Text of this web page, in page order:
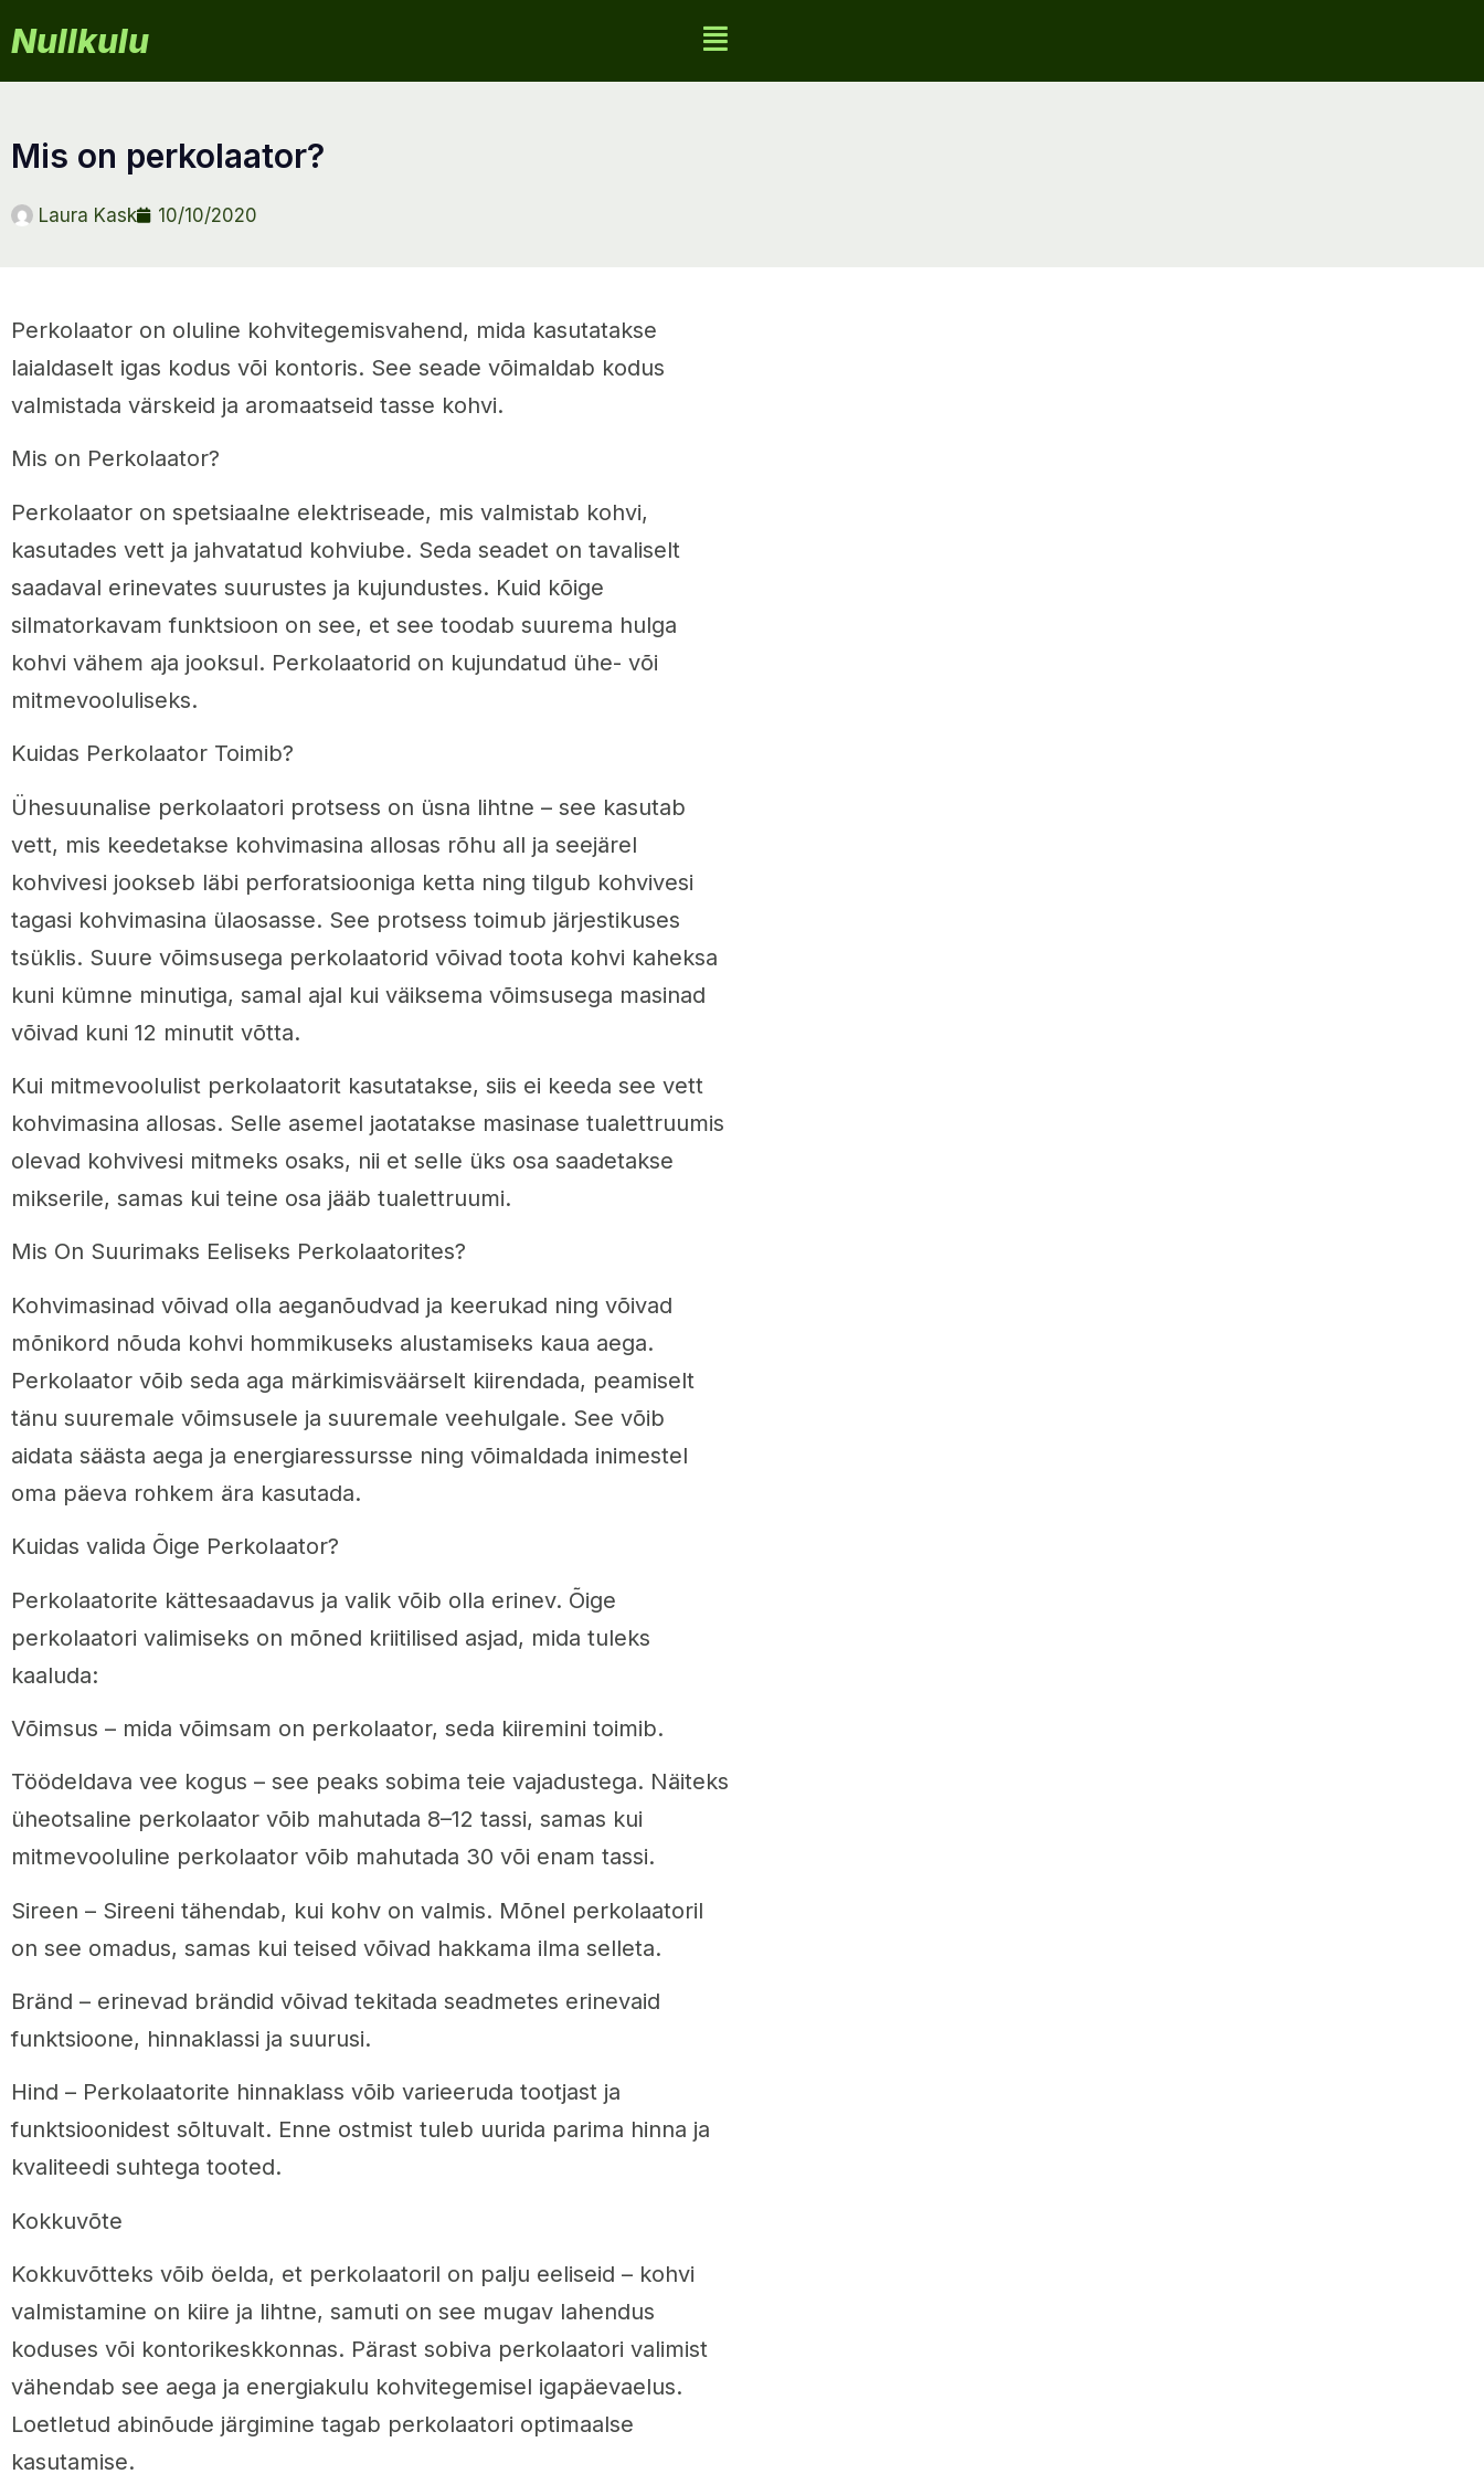
Nullkulu
mis on perkolaator?
Laura Kask 10/10/2020
Perkolaator on oluline kohvitegemisvahend, mida kasutatakse
laialdaselt igas kodus või kontoris. See seade võimaldab kodus
valmistada värskeid ja aromaatseid tasse kohvi.
Mis on Perkolaator?
Perkolaator on spetsiaalne elektriseade, mis valmistab kohvi,
kasutades vett ja jahvatatud kohviube. Seda seadet on tavaliselt
saadaval erinevates suurustes ja kujundustes. Kuid kõige
silmatorkavam funktsioon on see, et see toodab suurema hulga
kohvi vähem aja jooksul. Perkolaatorid on kujundatud ühe- või
mitmevooluliseks.
Kuidas Perkolaator Toimib?
Ühesuunalise perkolaatori protsess on üsna lihtne – see kasutab
vett, mis keedetakse kohvimasina allosas rõhu all ja seejärel
kohvivesi jookseb läbi perforatsiooniga ketta ning tilgub kohvivesi
tagasi kohvimasina ülaosasse. See protsess toimub järjestikuses
tsüklis. Suure võimsusega perkolaatorid võivad toota kohvi kaheksa
kuni kümne minutiga, samal ajal kui väiksema võimsusega masinad
võivad kuni 12 minutit võtta.
Kui mitmevoolulist perkolaatorit kasutatakse, siis ei keeda see vett
kohvimasina allosas. Selle asemel jaotatakse masinase tualettruumis
olevad kohvivesi mitmeks osaks, nii et selle üks osa saadetakse
mikserile, samas kui teine osa jääb tualettruumi.
Mis On Suurimaks Eeliseks Perkolaatorites?
Kohvimasinad võivad olla aeganõudvad ja keerukad ning võivad
mõnikord nõuda kohvi hommikuseks alustamiseks kaua aega.
Perkolaator võib seda aga märkimisväärselt kiirendada, peamiselt
tänu suuremale võimsusele ja suuremale veehulgale. See võib
aidata säästa aega ja energiaressursse ning võimaldada inimestel
oma päeva rohkem ära kasutada.
Kuidas valida Õige Perkolaator?
Perkolaatorite kättesaadavus ja valik võib olla erinev. Õige
perkolaatori valimiseks on mõned kriitilised asjad, mida tuleks
kaaluda:
Võimsus – mida võimsam on perkolaator, seda kiiremini toimib.
Töödeldava vee kogus – see peaks sobima teie vajadustega. Näiteks
üheotsaline perkolaator võib mahutada 8–12 tassi, samas kui
mitmevooluline perkolaator võib mahutada 30 või enam tassi.
Sireen – Sireeni tähendab, kui kohv on valmis. Mõnel perkolaatoril
on see omadus, samas kui teised võivad hakkama ilma selleta.
Bränd – erinevad brändid võivad tekitada seadmetes erinevaid
funktsioone, hinnaklassi ja suurusi.
Hind – Perkolaatorite hinnaklass võib varieeruda tootjast ja
funktsioonidest sõltuvalt. Enne ostmist tuleb uurida parima hinna ja
kvaliteedi suhtega tooted.
Kokkuvõte
Kokkuvõtteks võib öelda, et perkolaatoril on palju eeliseid – kohvi
valmistamine on kiire ja lihtne, samuti on see mugav lahendus
koduses või kontorikeskkonnas. Pärast sobiva perkolaatori valimist
vähendab see aega ja energiakulu kohvitegemisel igapäevaelus.
Loetletud abinõude järgimine tagab perkolaatori optimaalse
kasutamise.